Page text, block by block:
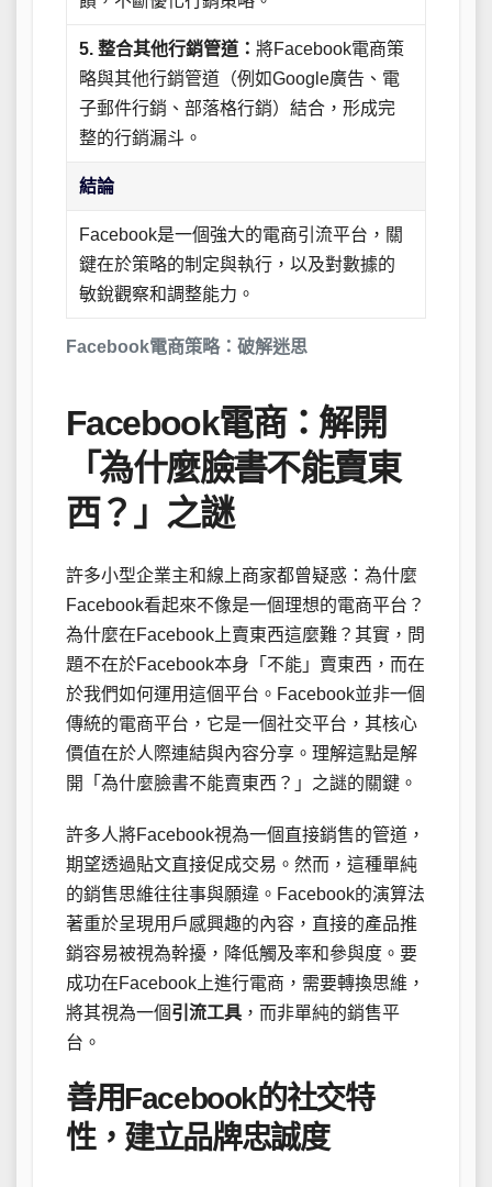
Facebook電商策略：破解迷思
5. 整合其他行銷管道：將Facebook電商策
略與其他行銷管道（例如Google廣告、電
子郵件行銷、部落格行銷）結合，形成完
整的行銷漏斗。
結論
Facebook是一個強大的電商引流平台，關
鍵在於策略的制定與執行，以及對數據的
敏銳觀察和調整能力。
Facebook電商：解開
「為什麼臉書不能賣東
西？」之謎
許多小型企業主和線上商家都曾疑惑：為什麼
Facebook看起來不像是一個理想的電商平台？
為什麼在Facebook上賣東西這麼難？其實，問
題不在於Facebook本身「不能」賣東西，而在
於我們如何運用這個平台。Facebook並非一個
傳統的電商平台，它是一個社交平台，其核心
價值在於人際連結與內容分享。理解這點是解
開「為什麼臉書不能賣東西？」之謎的關鍵。
許多人將Facebook視為一個直接銷售的管道，
期望透過貼文直接促成交易。然而，這種單純
的銷售思維往往事與願違。Facebook的演算法
著重於呈現用戶感興趣的內容，直接的產品推
銷容易被視為幹擾，降低觸及率和參與度。要
成功在Facebook上進行電商，需要轉換思維，
將其視為一個引流工具 ，而非單純的銷售平
台。
善用Facebook的社交特
性，建立品牌忠誠度